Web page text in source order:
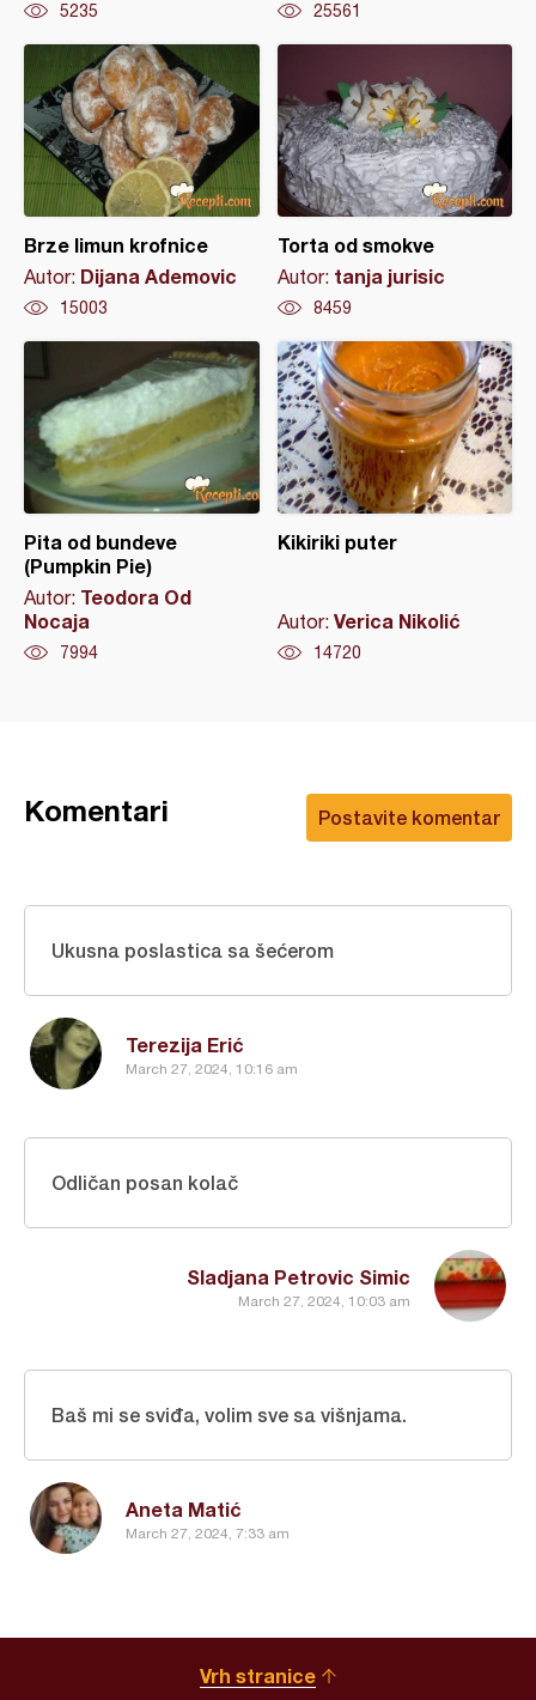
5235 25561
Brze limun krofnice
Autor: Dijana Ademovic
15003
Torta od smokve
Autor: tanja jurisic
8459
Pita od bundeve
(Pumpkin Pie)
Autor: Teodora Od
Nocaja
7994
Kikiriki puter
Autor: Verica Nikolić
14720
Postavite komentar
Komentari
Terezija Erić
March 27, 2024, 10:16 am
Ukusna poslastica sa šećerom
Sladjana Petrovic Simic
March 27, 2024, 10:03 am
Odličan posan kolač
Aneta Matić
March 27, 2024, 7:33 am
Baš mi se sviđa, volim sve sa višnjama.
Vrh stranice